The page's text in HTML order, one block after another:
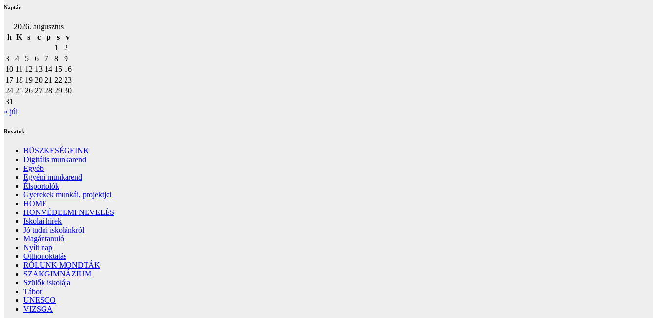
Naptár
2026. augusztus
h K s c p s
v
1
2
3
4 5 6 7 8
9
10 11 12 13 14 15 16
17 18 19 20 21 22 23
24 25 26 27 28 29 30
31
« júl
Rovatok
BÜSZKESÉGEINK
Digitális munkarend
Egyéb
Egyéni munkarend
Élsportolók
Gyerekek munkái, projektjei
HOME
HONVÉDELMI NEVELÉS
Iskolai hírek
Jó tudni iskolánkról
Magántanuló
Nyílt nap
Otthonoktatás
RÓLUNK MONDTÁK
SZAKGIMNÁZIUM
Szülők iskolája
Tábor
UNESCO
VIZSGA